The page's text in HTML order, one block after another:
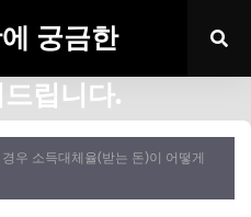
궁금한
립니다.
우 소득대체율(받는 돈)이 어떻게